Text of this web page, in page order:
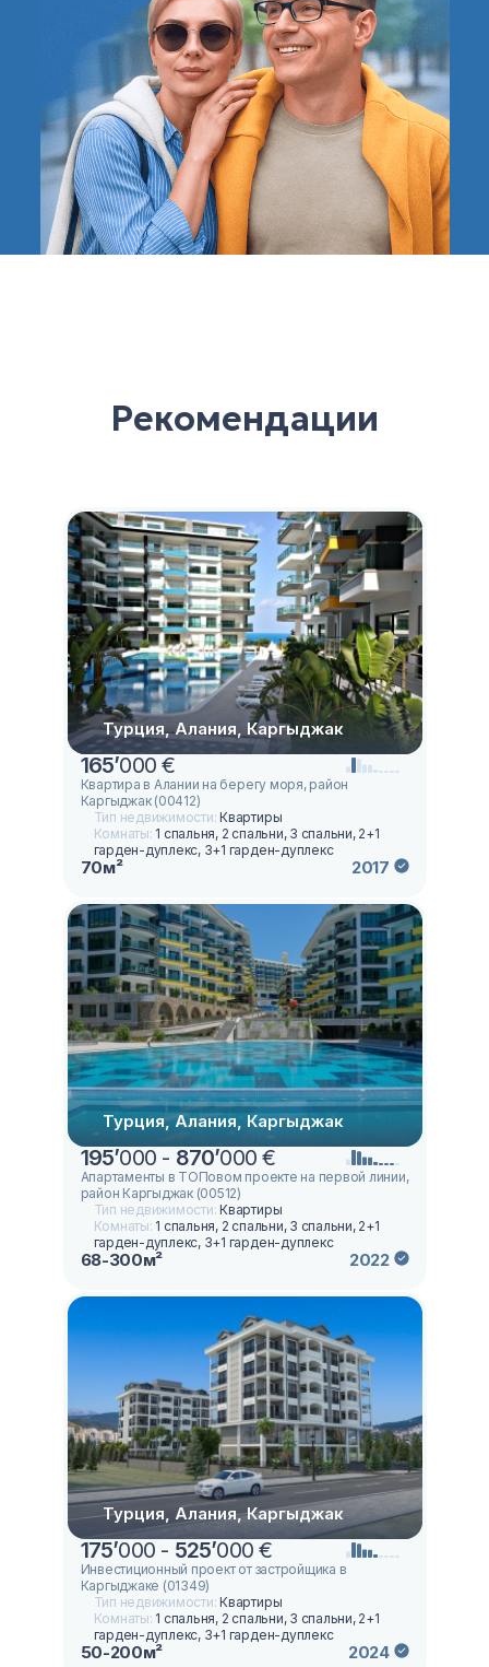
Рекомендации
Турция, Алания, Каргыджак
165’000 €
Квартира в Алании на берегу моря, район
Каргыджак (00412)
Тип недвижимости:Квартиры
Комнаты: 1 спальня, 2 спальни, 3 спальни, 2+1
гарден-дуплекс, 3+1 гарден-дуплекс
70м² 2017
Турция, Алания, Каргыджак
195’000 - 870’000 €
Апартаменты в ТОПовом проекте на первой линии,
район Каргыджак (00512)
Тип недвижимости:Квартиры
Комнаты: 1 спальня, 2 спальни, 3 спальни, 2+1
гарден-дуплекс, 3+1 гарден-дуплекс
68-300м² 2022
Турция, Алания, Каргыджак
175’000 - 525’000 €
Инвестиционный проект от застройщика в
Каргыджаке (01349)
Тип недвижимости:Квартиры
Комнаты: 1 спальня, 2 спальни, 3 спальни, 2+1
гарден-дуплекс, 3+1 гарден-дуплекс
50-200м² 2024